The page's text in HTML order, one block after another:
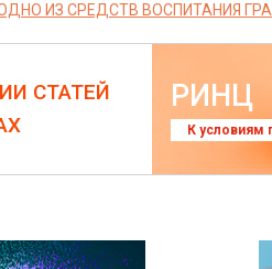
ИЗ СРЕДСТВ ВОСПИТАНИЯ
СТАТЕЙ
РИНЦ
К условиям